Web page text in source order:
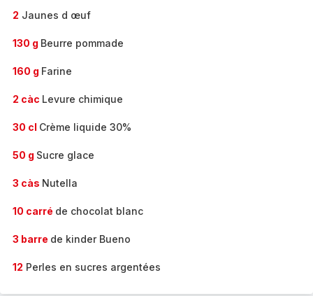
2 Jaunes d œuf
130 g Beurre pommade
160 g Farine
2 càc Levure chimique
30 cl Crème liquide 30%
50 g Sucre glace
3 càs Nutella
10 carré de chocolat blanc
3 barre de kinder Bueno
12 Perles en sucres argentées